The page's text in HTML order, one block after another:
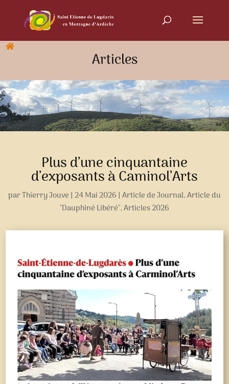
Articles
Plus d’une cinquantaine
d’exposants à Caminol’Arts
parThierry Jouve | 24 Mai 2026 | Article de Journal,Article du
"Dauphiné Libéré",Articles 2026